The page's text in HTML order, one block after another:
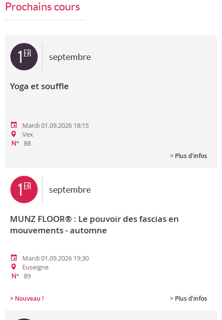
Suggestions
Programme en PDF
Prochains cours
1er septembre
Yoga et souffle
Mardi 01.09.2026 18:15
Vex
N°
88
> Plus d'infos
1er septembre
MUNZ FLOOR® : Le pouvoir des fascias en
mouvements - automne
Mardi 01.09.2026 19:30
Euseigne
N° 89
> Nouveau ! > Plus d'infos